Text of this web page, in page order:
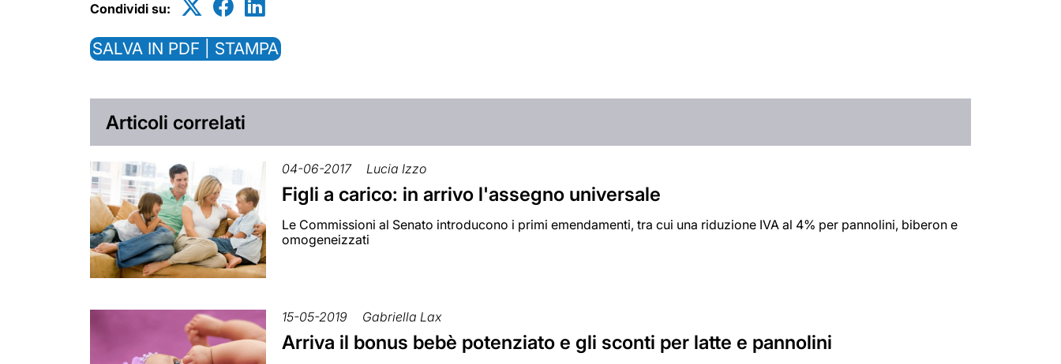
Condividi su:
SALVA IN PDF | STAMPA
Articoli correlati
04-06-2017 Lucia Izzo
Figli a carico: in arrivo l'assegno universale
Le Commissioni al Senato introducono i primi emendamenti, tra cui una riduzione IVA al 4% per pannolini, biberon e
omogeneizzati
15-05-2019 Gabriella Lax
Arriva il bonus bebè potenziato e gli sconti per latte e pannolini